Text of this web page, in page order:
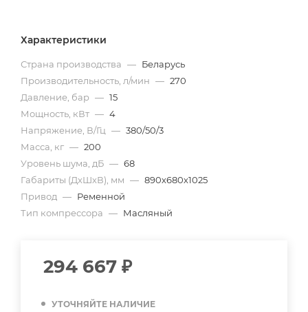
Характеристики
Страна производства — Беларусь
Производительность, л/мин — 270
Давление, бар — 15
Мощность, кВт — 4
Напряжение, В/Гц — 380/50/3
Масса, кг — 200
Уровень шума, дБ — 68
Габариты (ДхШхВ), мм — 890х680х1025
Привод — Ременной
Тип компрессора — Масляный
294 667 ₽
УТОЧНЯЙТЕ НАЛИЧИЕ